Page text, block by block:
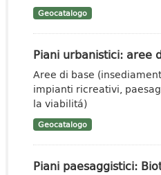
Geocatalogo
Piani urbanistici: aree
Aree di base
impianti ricreativi,
la viabilitá)
Geocatalogo
Piani paesaggistici: